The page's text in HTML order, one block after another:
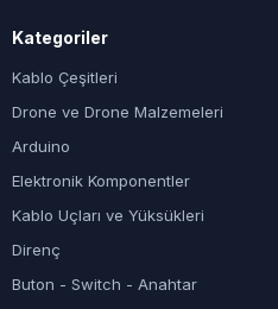
Kategoriler
Kablo Çeşitleri
Drone ve Drone Malzemeleri
Arduino
Elektronik Komponentler
Kablo Uçları ve Yüksükleri
Direnç
Buton - Switch - Anahtar